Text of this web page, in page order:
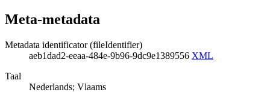
Meta-metadata
Metadata identificator (fileIdentifier)
aeb1dad2-eeaa-484e-9b96-9dc9e1389556 XML
Taal
Nederlands; Vlaams